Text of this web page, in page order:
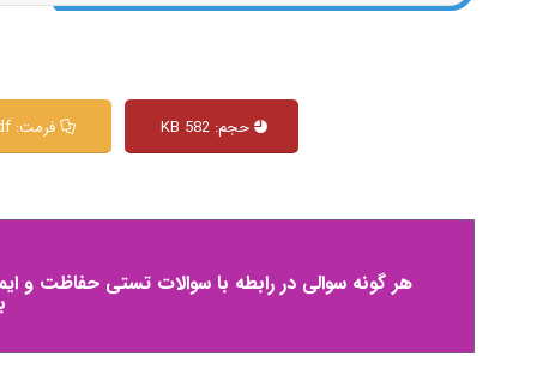
حجم: 582 KB فرمت: pdf
هر گونه سوالی در رابطه با سوالات تستی حفاظت و